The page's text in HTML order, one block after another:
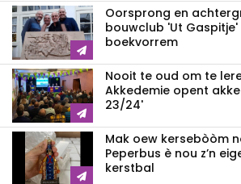
Oorsprong en
bouwclub 'Ut
boekvorrem
Nooit te oud om te
Akkedemie opent
23/24'
Mak oew kersebòòm
Peperbus è nou z’n
kerstbal